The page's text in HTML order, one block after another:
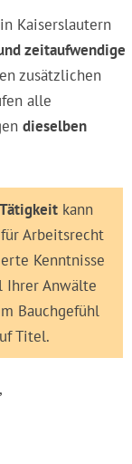
Kaiserslautern
zeitaufwendige
zusätzlichen
alle
dieselben
kann
Arbeitsrecht
Kenntnisse
Ihrer Anwälte
Bauchgefühl
Titel.